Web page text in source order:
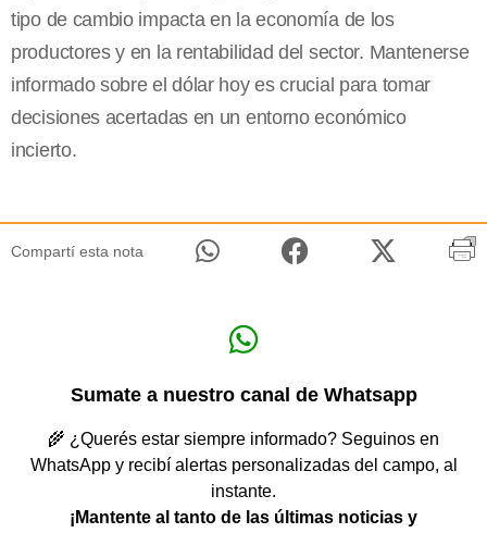
tipo de cambio impacta en la economía de los
productores y en la rentabilidad del sector. Mantenerse
informado sobre el dólar hoy es crucial para tomar
decisiones acertadas en un entorno económico
incierto.
Compartí esta nota
Sumate a nuestro canal de Whatsapp
🌾 ¿Querés estar siempre informado? Seguinos en
WhatsApp y recibí alertas personalizadas del campo, al
instante.
¡Mantente al tanto de las últimas noticias y